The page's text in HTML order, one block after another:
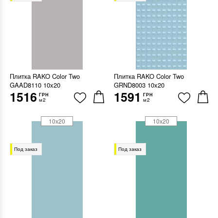
Плитка RAKO Color Two
GAAD8110 10x20
1516 ГРН
м2
Плитка RAKO Color Two
GRND8003 10x20
1591 ГРН
м2
Под заказ
10x20
Под заказ
10x20